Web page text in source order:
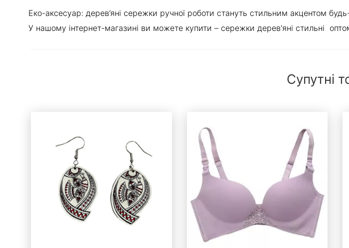
Еко-аксесуар: дерев’яні сережки ручної роботи стануть стильним акцентом
У нашому інтернет-магазині ви можете купити – сережки дерев'яні стильні
Супутні